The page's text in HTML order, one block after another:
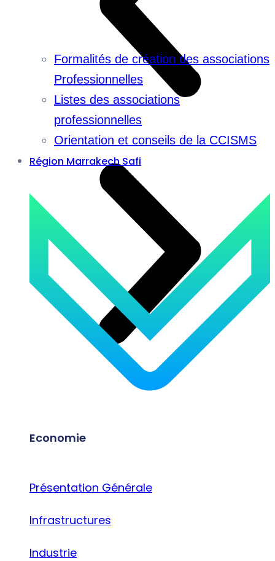
Formalités de création des associations
Professionnelles
Listes des associations
professionnelles
Orientation et conseils de la CCISMS
Région Marrakech Safi
Economie
Présentation Générale
Infrastructures
Industrie